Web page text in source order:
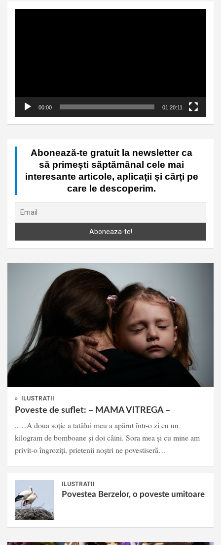
00:00 01:20:11
Abonează-te gratuit la newsletter ca
să primești săptămânal cele mai
interesante articole, aplicații și cărți pe
care le descoperim.
» ILUSTRATII
Poveste de suflet: – MAMA VITREGA –
,,…A doua soție a tatălui meu a apărut într-o zi cu un
kilogram de bomboane și doi câini. Sora mea și cu mine am
privit-o îngroziți, prietenii noștri ne povestiseră…
ILUSTRATII
Povestea Berzelor, o poveste umitoare